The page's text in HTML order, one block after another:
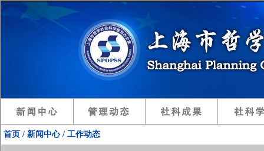
首页 / 新闻中心 / 工作动态